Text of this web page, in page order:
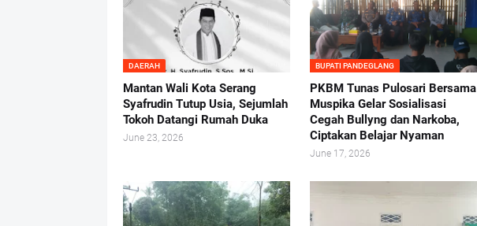
DAERAH
Mantan Wali Kota Serang
Syafrudin Tutup Usia, Sejumlah
Tokoh Datangi Rumah Duka
June 23, 2026
BUPATI PANDEGLANG
PKBM Tunas Pulosari Bersama
Muspika Gelar Sosialisasi
Cegah Bullyng dan Narkoba,
Ciptakan Belajar Nyaman
June 17, 2026